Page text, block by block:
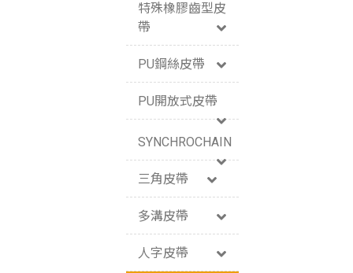
特殊橡膠齒型皮
帶
PU鋼絲皮帶
PU開放式皮帶
SYNCHROCHAIN
三角皮帶
多溝皮帶
人字皮帶